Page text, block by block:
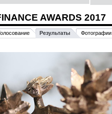
AWARDS 2017
Результаты Фотографии